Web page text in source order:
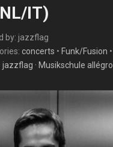
IT)
by: jazzflag
concerts • Funk/Fusion •
jazzflag · Musikschule allégro